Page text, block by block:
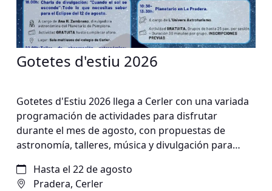
Gotetes d'estiu 2026
Gotetes d'Estiu 2026 llega a Cerler con una variada
programación de actividades para disfrutar
durante el mes de agosto, con propuestas de
astronomía, talleres, música y divulgación para
verano para disfrutar en compañía!
Hasta el 22 de agosto
Pradera, Cerler